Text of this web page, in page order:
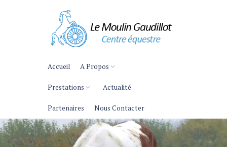
Accueil A Propos
Prestations Actualité
Partenaires Nous Contacter